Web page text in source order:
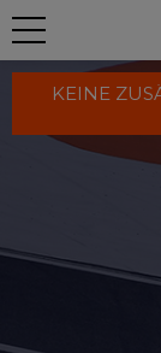
KEINE